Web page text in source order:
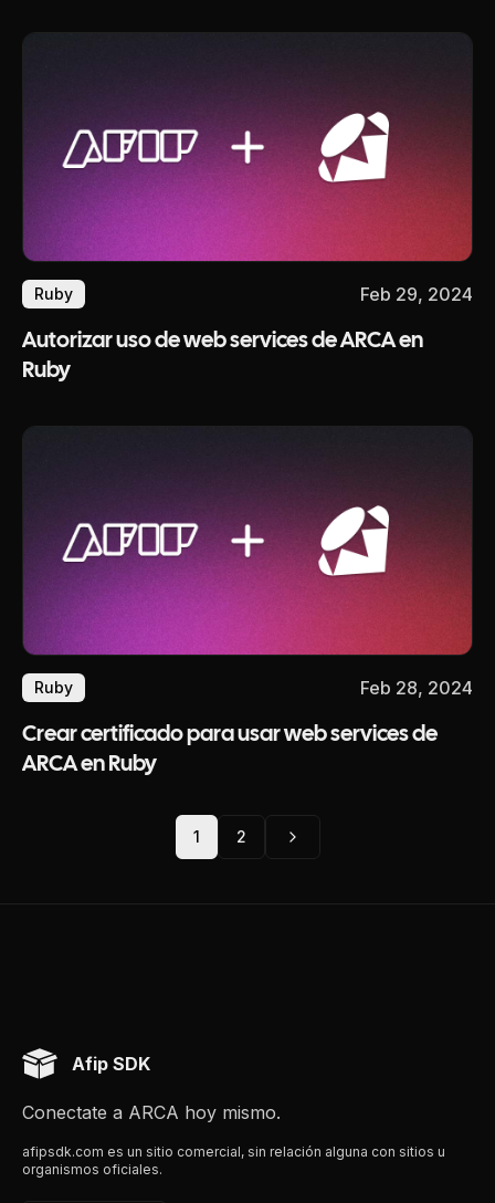
Ruby Feb 29, 2024
Autorizar uso de web services de ARCA en
Ruby
Ruby Feb 28, 2024
Crear certificado para usar web services de
ARCA en Ruby
1 2
Afip SDK
Conectate a ARCA hoy mismo.
afipsdk.com es un sitio comercial, sin relación alguna con sitios u
organismos oficiales.